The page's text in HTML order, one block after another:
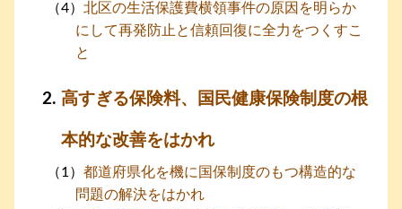
北区の生活保護費横領事件の原因を明らか
にして再発防止と信頼回復に全力をつくすこ
と
高すぎる保険料、国民健康保険制度の根
本的な改善をはかれ
都道府県化を機に国保制度のもつ構造的な
問題の解決をはかれ